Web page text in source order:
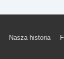
Nasza historia